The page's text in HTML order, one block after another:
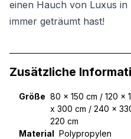
einen Hauch von Luxus in
immer geträumt hast!
Zusätzliche
Größe 80 x 150 cm / 120 x
x 300 cm / 240 x
220 cm
Material Polypropylen